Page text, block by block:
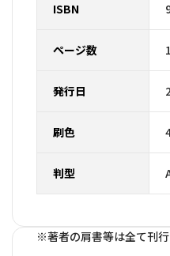
ISBN
ページ数
発行日
刷色
判型
※著者の肩書等は全て刊行